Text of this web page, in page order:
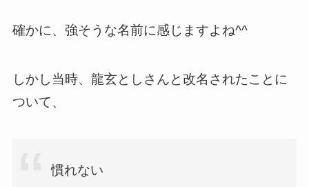
確かに、強そうな名前に感じますよね^^
しかし当時、龍玄としさんと改名されたことに
ついて、
慣れない